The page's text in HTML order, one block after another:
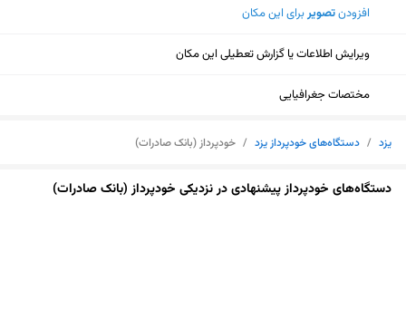
افزودنتصویربرای این مکان
ویرایش اطلاعات یا گزارش تعطیلی این مکان
مختصات جغرافیایی
یزد / دستگاه‌های خودپرداز یزد / خودپرداز (بانک صادرات)
دستگاه‌های خودپرداز پیشنهادی در نزدیکی خودپرداز (بانک صادرات)